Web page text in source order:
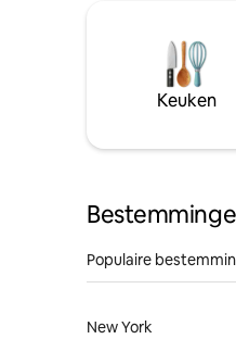
Keuken
Populaire
New York